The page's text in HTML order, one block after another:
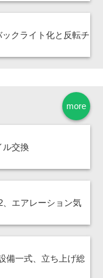
クライト化と反転チ
more
ル交換
エアレーション気
備一式、立ち上げ総